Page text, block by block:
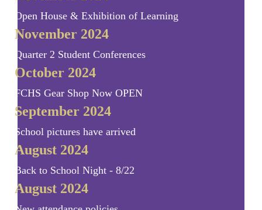
Open House & Exhibition of Learning
November 2024
Quarter 2 Student Conferences
October 2024
FCHS Gear Shop Now OPEN
September 2024
School pictures have arrived
August 2024
Back to School Night - 8/22
August 2024